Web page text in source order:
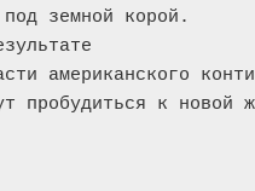
земной корой.
американского
пробудиться к новой